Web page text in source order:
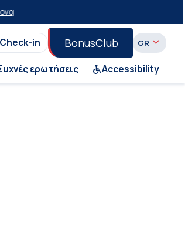
θέση σε επιλεγμένα δρομολόγια θέρους
in BonusClub
ερωτήσεις Accessibility